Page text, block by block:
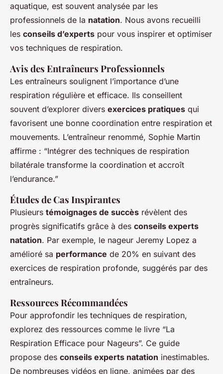
aquatique, est souvent analysée par les
professionnels de la natation. Nous avons recueilli
les conseils d’experts pour vous inspirer et optimiser
vos techniques de respiration.
Avis des Entraîneurs Professionnels
Les entraîneurs soulignent l’importance d’une
respiration régulière et efficace. Ils conseillent
souvent d’explorer divers exercices pratiques qui
favorisent une bonne coordination entre respiration et
mouvements. L’entraîneur renommé, Sophie Martin
affirme : “Intégrer des techniques de respiration
bilatérale transforme la coordination et accroît
l’endurance.”
Études de Cas Inspirantes
Plusieurs témoignages de succès révèlent des
progrès significatifs grâce à des conseils experts
natation. Par exemple, le nageur Jeremy Lopez a
amélioré sa performance de 20% en suivant des
exercices de respiration profonde, suggérés par des
entraîneurs.
Ressources Récommandées
Pour approfondir les techniques de respiration,
explorez des ressources comme le livre “La
Respiration Efficace pour Nageurs”. Ce guide
propose des conseils experts natation inestimables.
De nombreuses vidéos en ligne, animées par des